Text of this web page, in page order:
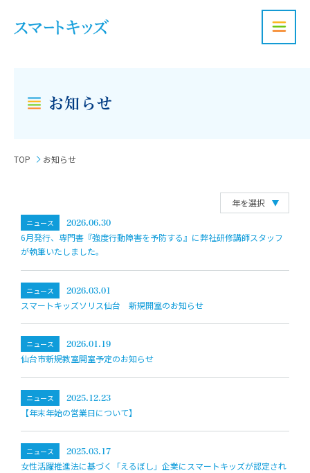
お知らせ
TOP お知らせ
ニュース 2026.06.30
6月発行、専門書『強度行動障害を予防する』に弊社研修講師スタッフ
が執筆いたしました。
ニュース 2026.03.01
スマートキッズソリス仙台 新規開室のお知らせ
ニュース 2026.01.19
仙台市新規教室開室予定のお知らせ
ニュース 2025.12.23
【年末年始の営業日について】
ニュース 2025.03.17
女性活躍推進法に基づく「えるぼし」企業にスマートキッズが認定され